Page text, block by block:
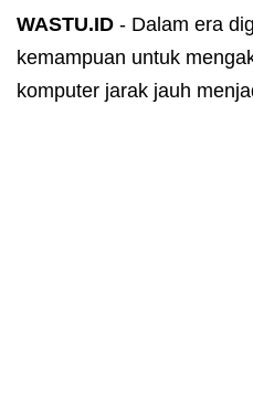
WASTU.ID - Dalam era
kemampuan untuk
komputer jarak jauh